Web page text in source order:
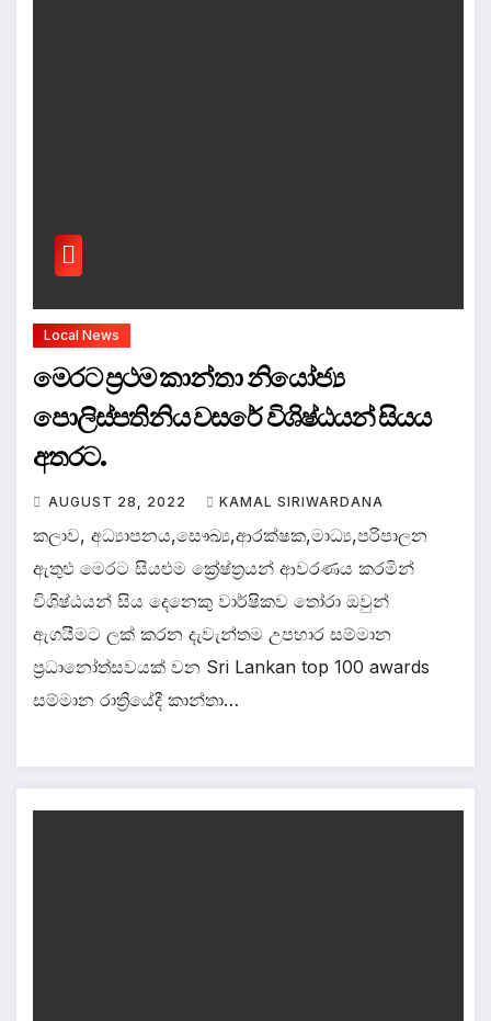
Local News
මෙරට ප්‍රථම කාන්තා නියෝජ්‍ය
පොලිස්පතිනිය වසරේ විශිෂ්ඨයන් සියය
අතරට.
AUGUST 28, 2022 KAMAL SIRIWARDANA
කලාව, අධ්‍යාපනය,සෞඛ්‍ය,ආරක්ෂක,මාධ්‍ය,පරිපාලන
ඇතුළු මෙරට සියළුම ක්‍රේෂ්ත්‍රයන් ආවරණය කරමින්
විශිෂ්ඨයන් සිය දෙනෙකු වාර්ෂිකව තෝරා ඔවුන්
ඇගයීමට ලක් කරන දැවැන්තම උපහාර සම්මාන
ප්‍රධානෝත්සවයක් වන Sri Lankan top 100 awards
සම්මාන රාත්‍රියේදී කාන්තා…